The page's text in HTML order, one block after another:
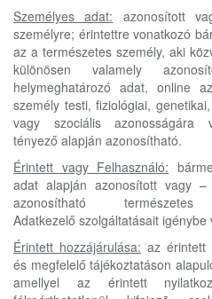
Személyes adat: azonosított
személyre; érintettre vonatkozó
az a természetes személy, aki
különösen valamely
helymeghatározó adat, online
személy testi, fiziológiai,
vagy szociális
tényező alapján azonosítható.
Érintett vagy Felhasználó:
adat alapján azonosított vagy
azonosítható
Adatkezelő szolgáltatásait
Érintett hozzájárulása: az érintett
és megfelelő tájékoztatáson
amellyel az érintett